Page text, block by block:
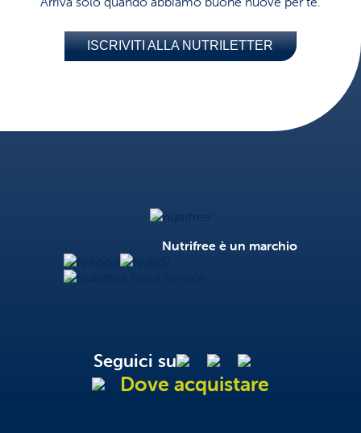
ISCRIVITI ALLA NUTRILETTER
Nutrifree è un marchio
NtFood
Seguici su
Dove acquistare